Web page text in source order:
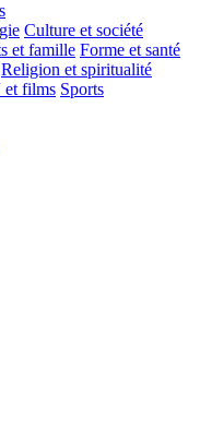
Culture et société
et famille Forme et santé
Religion et spiritualité
et films Sports